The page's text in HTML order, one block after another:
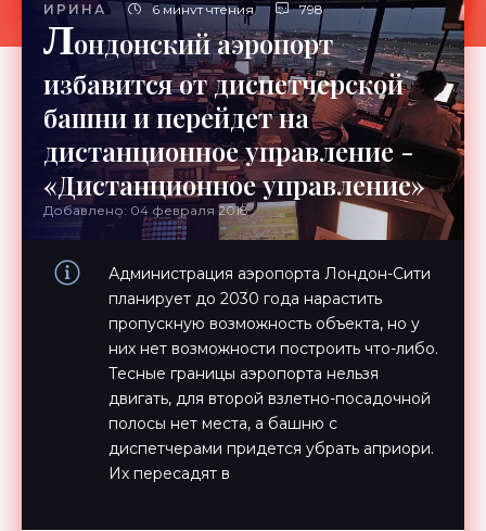
ИРИНА 6 минут чтения 798
Лондонский аэропорт
избавится от диспетчерской
башни и перейдет на
дистанционное управление -
«Дистанционное управление»
Добавлено: 04 февраля 2018
Администрация аэропорта Лондон-Сити
планирует до 2030 года нарастить
пропускную возможность объекта, но у
них нет возможности построить что-либо.
Тесные границы аэропорта нельзя
двигать, для второй взлетно-посадочной
полосы нет места, а башню с
диспетчерами придется убрать априори.
Их пересадят в